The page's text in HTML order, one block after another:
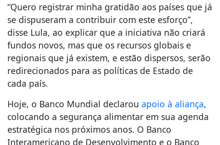
“Quero registrar minha gratidão aos países que já
se dispuseram a contribuir com este esforço”,
disse Lula, ao explicar que a iniciativa não criará
fundos novos, mas que os recursos globais e
regionais que já existem, e estão dispersos, serão
redirecionados para as políticas de Estado de
cada país.
Hoje, o Banco Mundial declarou apoio à aliança,
colocando a segurança alimentar em sua agenda
estratégica nos próximos anos. O Banco
Interamericano de Desenvolvimento e o Banco